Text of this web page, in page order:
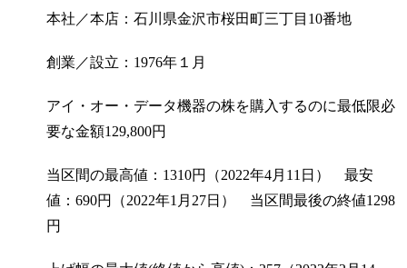
本社／本店：石川県金沢市桜田町三丁目10番地
創業／設立：1976年１月
アイ・オー・データ機器の株を購入するのに最低限必
要な金額129,800円
当区間の最高値：1310円（2022年4月11日） 最安
値：690円（2022年1月27日） 当区間最後の終値1298
円